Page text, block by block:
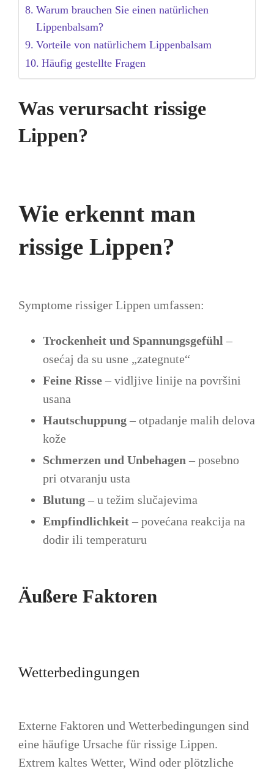
Warum brauchen Sie einen natürlichen
Lippenbalsam?
Vorteile von natürlichem Lippenbalsam
Häufig gestellte Fragen
Was verursacht rissige
Lippen?
Wie erkennt man
rissige Lippen?
Symptome rissiger Lippen umfassen:
Trockenheit und Spannungsgefühl –
osećaj da su usne „zategnute“
Feine Risse – vidljive linije na površini
usana
Hautschuppung – otpadanje malih delova
kože
Schmerzen und Unbehagen – posebno
pri otvaranju usta
Blutung – u težim slučajevima
Empfindlichkeit – povećana reakcija na
dodir ili temperaturu
Äußere Faktoren
Wetterbedingungen
Externe Faktoren und Wetterbedingungen sind
eine häufige Ursache für rissige Lippen.
Extrem kaltes Wetter, Wind oder plötzliche